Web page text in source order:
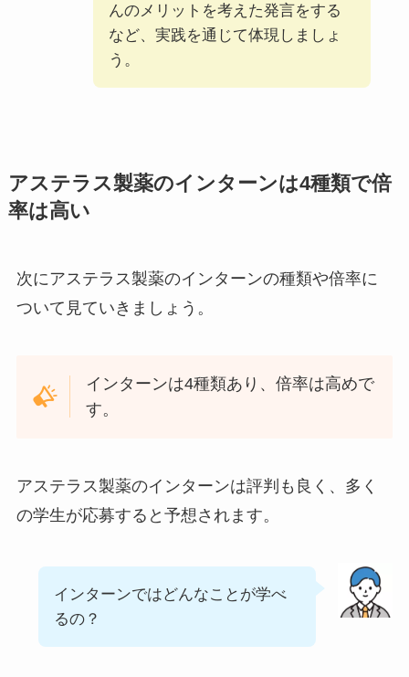
んのメリットを考えた発言をする
など、実践を通じて体現しましょ
う。
アステラス製薬のインターンは4種類で倍
率は高い
次にアステラス製薬のインターンの種類や倍率に
ついて見ていきましょう。
インターンは4種類あり、倍率は高めで
す。
アステラス製薬のインターンは評判も良く、多く
の学生が応募すると予想されます。
インターンではどんなことが学べ
るの？